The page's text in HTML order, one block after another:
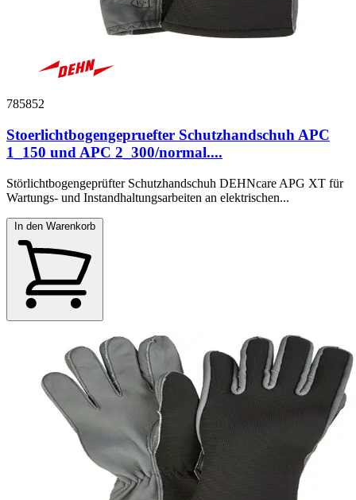
785852
Stoerlichtbogengepruefter Schutzhandschuh APC
1_150 und APC 2_300/normal....
Störlichtbogengeprüfter Schutzhandschuh DEHNcare APG XT für
Wartungs- und Instandhaltungsarbeiten an elektrischen...
In den Warenkorb